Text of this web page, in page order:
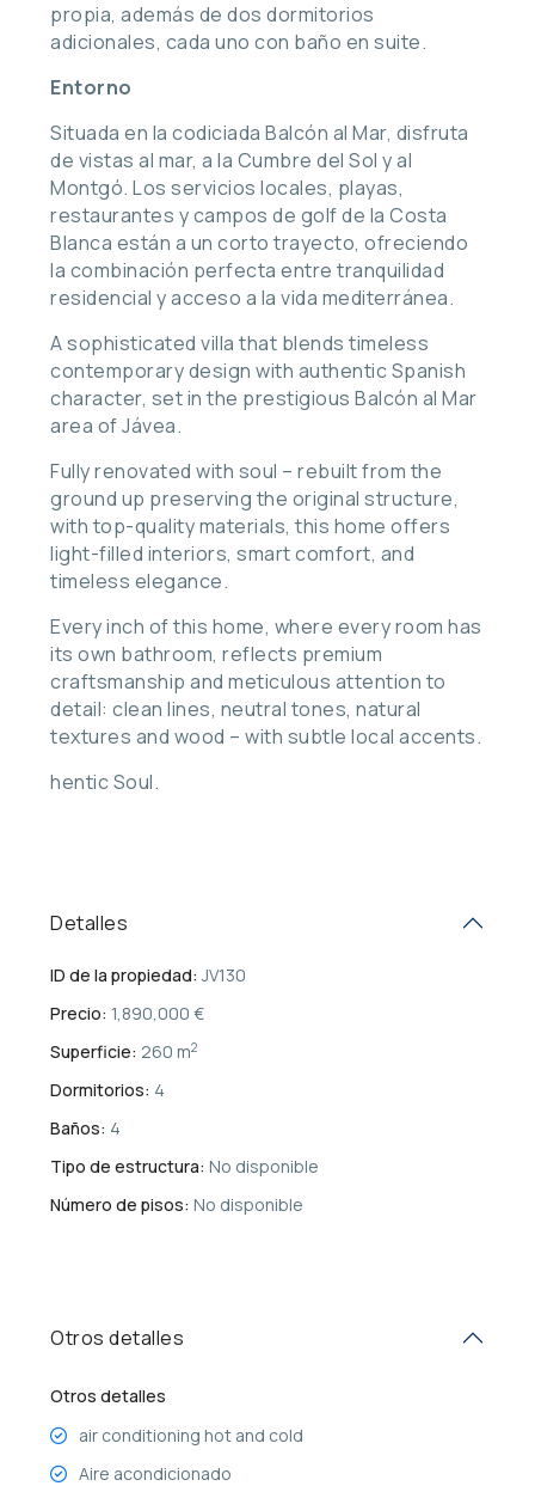
propia, además de dos dormitorios
adicionales, cada uno con baño en suite.
Entorno
Situada en la codiciada Balcón al Mar, disfruta
de vistas al mar, a la Cumbre del Sol y al
Montgó. Los servicios locales, playas,
restaurantes y campos de golf de la Costa
Blanca están a un corto trayecto, ofreciendo
la combinación perfecta entre tranquilidad
residencial y acceso a la vida mediterránea.
A sophisticated villa that blends timeless
contemporary design with authentic Spanish
character, set in the prestigious Balcón al Mar
area of Jávea.
Fully renovated with soul – rebuilt from the
ground up preserving the original structure,
with top-quality materials, this home offers
light-filled interiors, smart comfort, and
timeless elegance.
Every inch of this home, where every room has
its own bathroom, reflects premium
craftsmanship and meticulous attention to
detail: clean lines, neutral tones, natural
textures and wood – with subtle local accents.
hentic Soul.
Detalles
ID de la propiedad: JV130
Precio: 1,890,000 €
Superficie: 260 m2
Dormitorios: 4
Baños: 4
Tipo de estructura: No disponible
Número de pisos: No disponible
Otros detalles
Otros detalles
air conditioning hot and cold
Aire acondicionado